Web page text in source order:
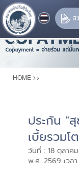
ส
Previous
HOME >>
ประกัน "
เบี้ยรวมโ
วันที่ : 18 ตุลา
พ.ศ. 2569 เวล